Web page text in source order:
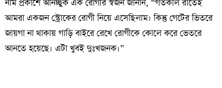
নাম প্রকাশে অনিচ্ছুক এক রোগীর স্বজন জানান, “গতকাল রাতেই
আমরা একজন স্ট্রোকের রোগী নিয়ে এসেছিলাম। কিন্তু গেটের ভিতরে
জায়গা না থাকায় গাড়ি বাইরে রেখে রোগীকে কোলে করে ভেতরে
আনতে হয়েছে। এটা খুবই দুঃখজনক।”